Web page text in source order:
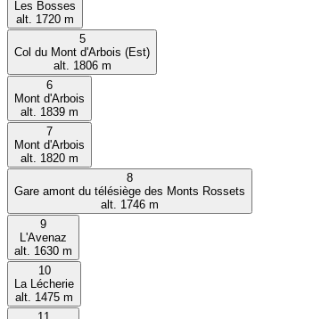
Les Bosses
alt. 1720 m
5
Col du Mont d'Arbois (Est)
alt. 1806m
6
Mont d'Arbois
alt. 1839 m
7
Mont d'Arbois
alt. 1820 m
8
Gare amont du télésiège des Monts Rossets
alt. 1746 m
9
L'Avenaz
alt. 1630 m
10
La Lécherie
alt. 1475 m